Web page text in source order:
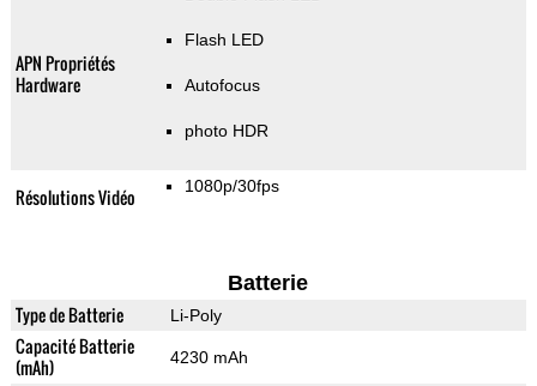
APN Propriétés
Hardware
Flash LED
Autofocus
photo HDR
Résolutions Vidéo 1080p/30fps
Batterie
Type de Batterie Li-Poly
Capacité Batterie
(mAh)
4230 mAh